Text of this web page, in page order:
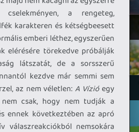
a rengeteg,
karakteren és kétségbeesett
emberi léthez, egyszerűen
elérésére törekedve próbálják
látszatát, de a sorsszerű
kezdve már semmi sem
az nem véletlen:A Vízióegy
csak, hogy nem tudják a
ennek következtében az apró
válaszreakciókból nemsokára